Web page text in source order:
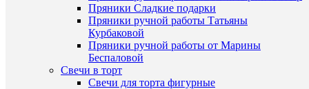
Пряники Сладкие подарки
Пряники ручной работы Татьяны
Курбаковой
Пряники ручной работы от Марины
Беспаловой
Свечи в торт
Свечи для торта фигурные